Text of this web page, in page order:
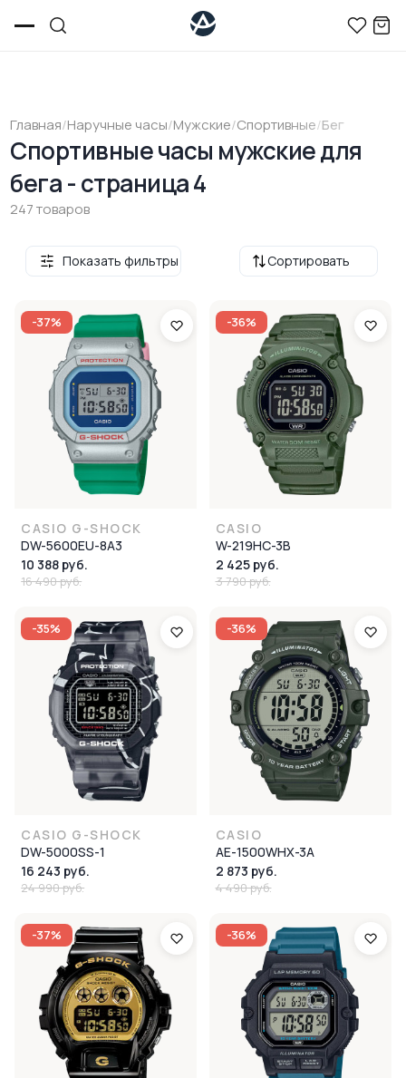
Главная/Наручные часы/Мужские/Спортивные/Бег
Cпортивные часы мужские для
бега - страница 4
247 товаров
Сортировать
Показать фильтры
-37%
CASIO G-SHOCK
DW-5600EU-8A3
10 388 руб.
16 490 руб.
-36%
CASIO
W-219HC-3B
2 425 руб.
3 790 руб.
-35%
CASIO G-SHOCK
DW-5000SS-1
16 243 руб.
24 990 руб.
-36%
CASIO
AE-1500WHX-3A
2 873 руб.
4 490 руб.
-37% -36%